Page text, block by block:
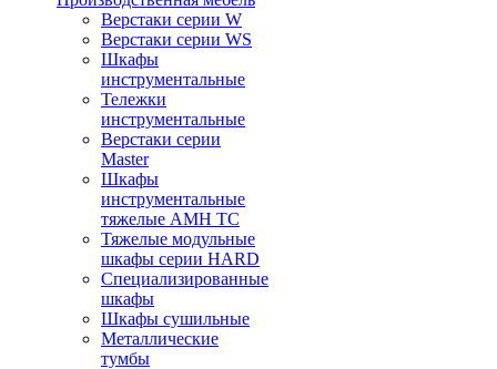
Верстаки серии W
Верстаки серии WS
Шкафы
инструментальные
Тележки
инструментальные
Верстаки серии
Master
Шкафы
инструментальные
тяжелые AMH TC
Тяжелые модульные
шкафы серии HARD
Cпециализированные
шкафы
Шкафы сушильные
Металлические
тумбы